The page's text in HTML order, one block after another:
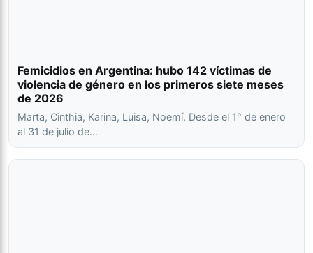
Femicidios en Argentina: hubo 142 víctimas de
violencia de género en los primeros siete meses
de 2026
Marta, Cinthia, Karina, Luisa, Noemí. Desde el 1° de enero
al 31 de julio de…